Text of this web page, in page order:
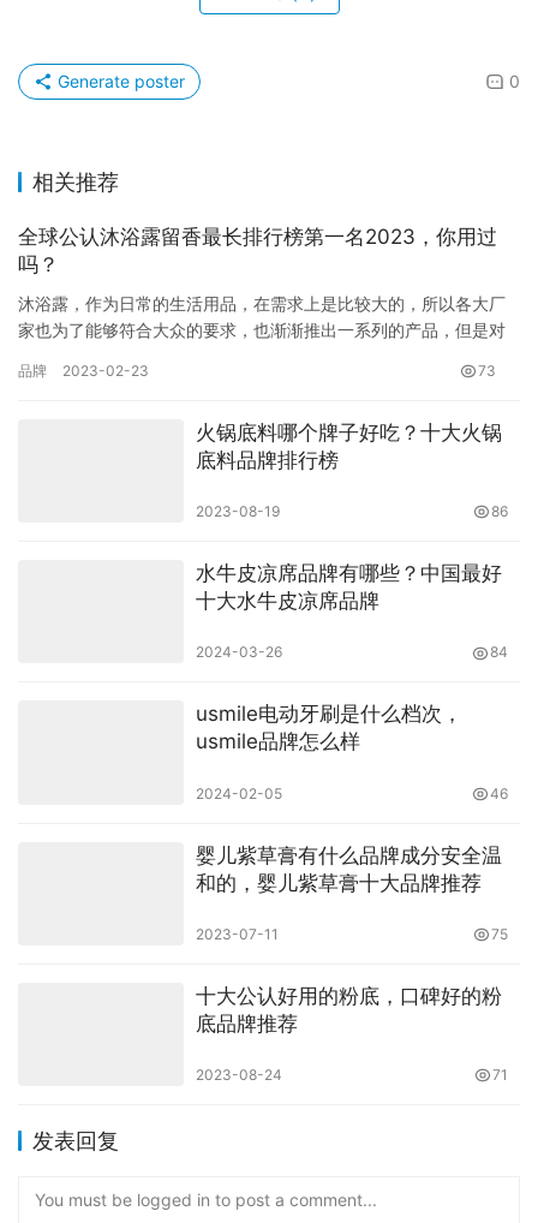
0
Generate poster
相关推荐
全球公认沐浴露留香最长排行榜第一名2023，你用过
吗？
沐浴露，作为日常的生活用品，在需求上是比较大的，所以各大厂
家也为了能够符合大众的要求，也渐渐推出一系列的产品，但是对
一起来…
品牌 2023-02-23 73
火锅底料哪个牌子好吃？十大火锅
底料品牌排行榜
2023-08-19 86
水牛皮凉席品牌有哪些？中国最好
十大水牛皮凉席品牌
2024-03-26 84
usmile电动牙刷是什么档次，
usmile品牌怎么样
2024-02-05 46
婴儿紫草膏有什么品牌成分安全温
和的，婴儿紫草膏十大品牌推荐
2023-07-11 75
十大公认好用的粉底，口碑好的粉
底品牌推荐
2023-08-24 71
发表回复
You must be logged in to post a comment...